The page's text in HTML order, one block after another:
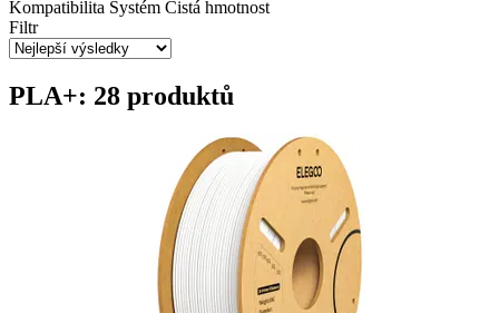
Kompatibilita Systém Čistá hmotnost
Filtr
PLA+: 28 produktů